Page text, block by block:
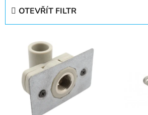
OTEVŘÍT FILTR